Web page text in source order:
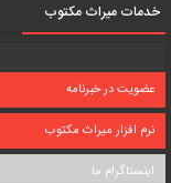
خدمات میراث مکتوب
عضویت در خبرنامه
نرم افزار میراث مکتوب
اینستاگرام ما